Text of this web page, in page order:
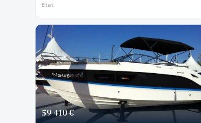
Etat
59 410 €